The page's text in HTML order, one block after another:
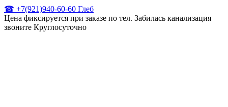
☎ +7(921)940-60-60 Глеб
Цена фиксируется при заказе по тел. Забилась канализация
звоните Круглосуточно